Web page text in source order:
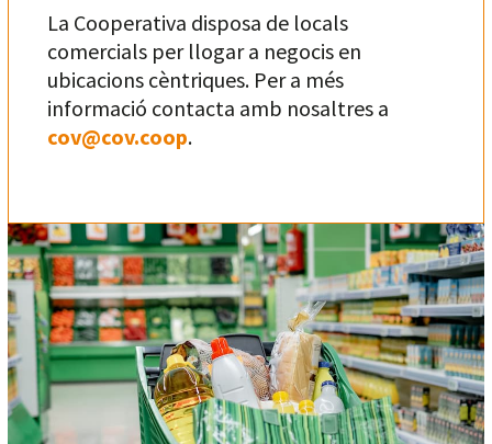
La Cooperativa disposa de locals
comercials per llogar a negocis en
ubicacions cèntriques. Per a més
informació contacta amb nosaltres a
cov@cov.coop.